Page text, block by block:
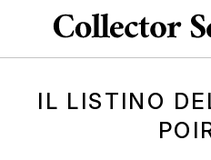
IL LISTINO